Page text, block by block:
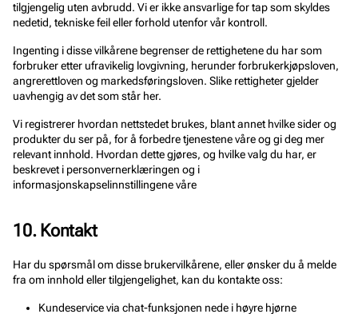
tilgjengelig uten avbrudd. Vi er ikke ansvarlige for tap som skyldes
nedetid, tekniske feil eller forhold utenfor vår kontroll.
Ingenting i disse vilkårene begrenser de rettighetene du har som
forbruker etter ufravikelig lovgivning, herunder forbrukerkjøpsloven,
angrerettloven og markedsføringsloven. Slike rettigheter gjelder
uavhengig av det som står her.
Vi registrerer hvordan nettstedet brukes, blant annet hvilke sider og
produkter du ser på, for å forbedre tjenestene våre og gi deg mer
relevant innhold. Hvordan dette gjøres, og hvilke valg du har, er
beskrevet i personvernerklæringen og i
informasjonskapselinnstillingene våre
10. Kontakt
Har du spørsmål om disse brukervilkårene, eller ønsker du å melde
fra om innhold eller tilgjengelighet, kan du kontakte oss:
Kundeservice via chat-funksjonen nede i høyre hjørne